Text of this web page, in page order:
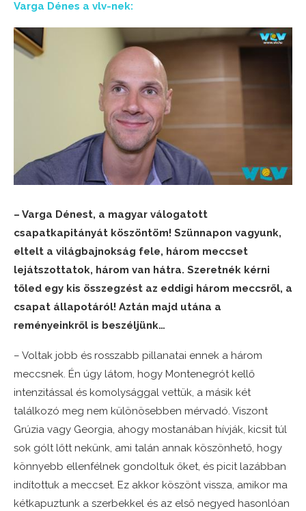
Varga Dénes a vlv-nek:
– Varga Dénest, a magyar válogatott
csapatkapitányát köszöntöm! Szünnapon vagyunk,
eltelt a világbajnokság fele, három meccset
lejátszottatok, három van hátra. Szeretnék kérni
tőled egy kis összegzést az eddigi három meccsről, a
csapat állapotáról! Aztán majd utána a
reményeinkről is beszéljünk…
– Voltak jobb és rosszabb pillanatai ennek a három
meccsnek. Én úgy látom, hogy Montenegrót kellő
intenzitással és komolysággal vettük, a másik két
találkozó meg nem különösebben mérvadó. Viszont
Grúzia vagy Georgia, ahogy mostanában hívják, kicsit túl
sok gólt lőtt nekünk, ami talán annak köszönhető, hogy
könnyebb ellenfélnek gondoltuk őket, és picit lazábban
indítottuk a meccset. Ez akkor köszönt vissza, amikor ma
kétkapuztunk a szerbekkel és az első negyed hasonlóan